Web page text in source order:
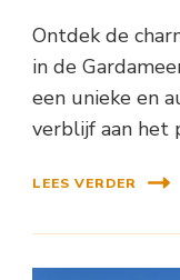
Ontdek de
in de
een unieke en
verblijf aan het
LEES VERDER